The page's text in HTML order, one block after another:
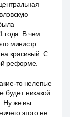
года. В чем
министр
красивый. С
реформе.
то нелепые
никакой
Ну же вы
этого не